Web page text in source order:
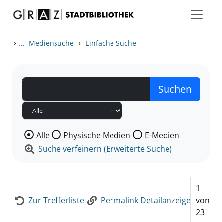
› ... Mediensuche › Einfache Suche
Wählen Sie die Medienart nach der Sie suchen wollen.
Alle Physische Medien
E-Medien
Suche verfeinern (Erweiterte Suche)
Zur Trefferliste Permalink Detailanzeige
1
von
23